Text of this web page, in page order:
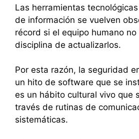
Las herramientas
de información se vuelven
récord si el equipo humano
disciplina de actualizarlos.
Por esta razón, la seguridad
un hito de software que se
es un hábito cultural vivo que
través de rutinas de
sistemáticas.